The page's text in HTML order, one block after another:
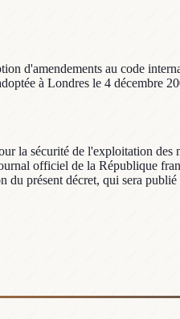
d'amendements au code
à Londres le 4 décembre
la sécurité de l'exploitation
officiel de la République
du présent décret, qui sera